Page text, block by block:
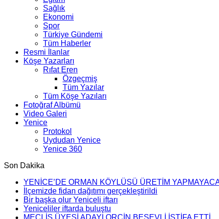
Sağlık
Ekonomi
Spor
Türkiye Gündemi
Tüm Haberler
Resmi İlanlar
Köşe Yazarları
Rıfat Eren
Özgeçmiş
Tüm Yazılar
Tüm Köşe Yazıları
Fotoğraf Albümü
Video Galeri
Yenice
Protokol
Uydudan Yenice
Yenice 360
Son Dakika
YENİCE’DE ORMAN KÖYLÜSÜ ÜRETİM
İlçemizde fidan dağıtımı gerçekleştirildi
Bir başka olur Yeniceli iftarı
Yeniceliler iftarda buluştu
MECLİS ÜYESİ ADAYI ORÇİN BEŞEVLİ İSTİFA ETTİ